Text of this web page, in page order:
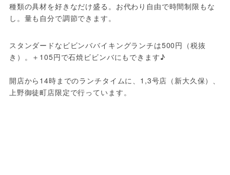
種類の具材を好きなだけ盛る。お代わり自由で時間制限もな
し。量も自分で調節できます。
スタンダードなビビンババイキングランチは500円（税抜
き）。＋105円で石焼ビビンバにもできます♪
開店から14時までのランチタイムに、1,3号店（新大久保）、
上野御徒町店限定で行っています。